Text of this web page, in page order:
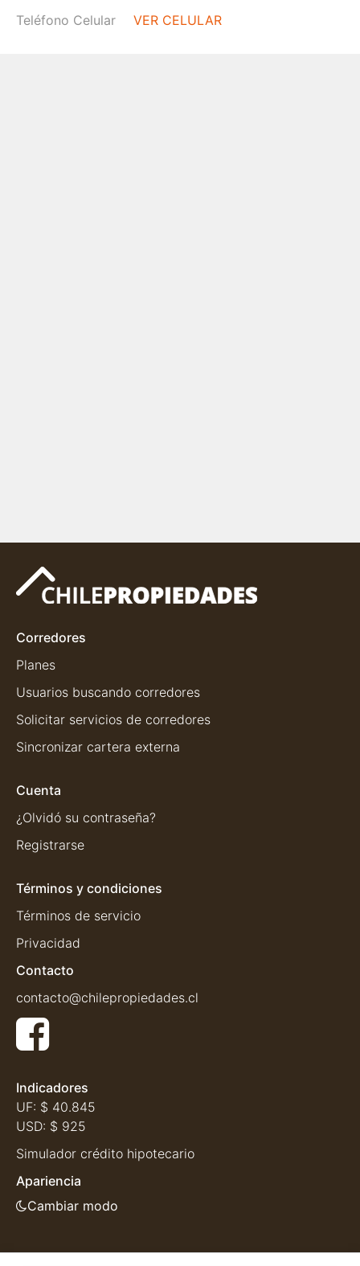
Teléfono Celular
VER CELULAR
Corredores
Planes
Usuarios buscando corredores
Solicitar servicios de corredores
Sincronizar cartera externa
Cuenta
¿Olvidó su contraseña?
Registrarse
Términos y condiciones
Términos de servicio
Privacidad
Contacto
contacto@chilepropiedades.cl
Indicadores
UF: $ 40.845
USD: $ 925
Simulador crédito hipotecario
Apariencia
Cambiar modo